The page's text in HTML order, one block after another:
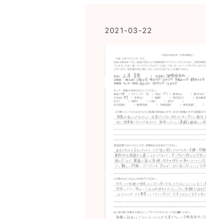
2021-03-22